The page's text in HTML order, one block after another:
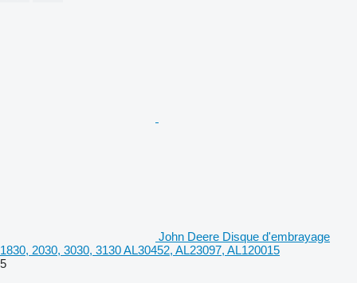
John Deere Disque d'embrayage
1830, 2030, 3030, 3130 AL30452, AL23097, AL120015
5